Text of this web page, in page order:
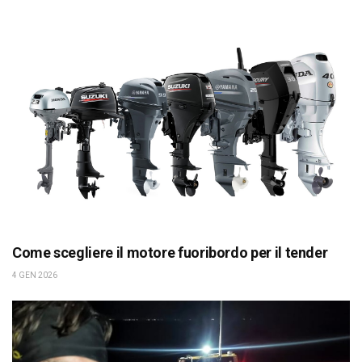
Come scegliere il motore fuoribordo per il tender
4 GEN 2026